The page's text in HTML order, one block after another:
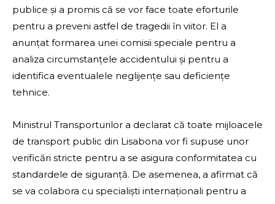
publice și a promis că se vor face toate eforturile
pentru a preveni astfel de tragedii în viitor. El a
anunțat formarea unei comisii speciale pentru a
analiza circumstanțele accidentului și pentru a
identifica eventualele neglijențe sau deficiențe
tehnice.
Ministrul Transporturilor a declarat că toate mijloacele
de transport public din Lisabona vor fi supuse unor
verificări stricte pentru a se asigura conformitatea cu
standardele de siguranță. De asemenea, a afirmat că
se va colabora cu specialiști internaționali pentru a